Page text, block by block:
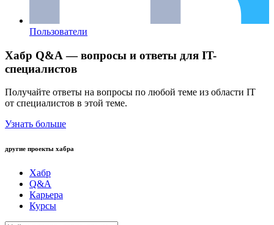
Пользователи
Хабр Q&A — вопросы и ответы для IT-
специалистов
Получайте ответы на вопросы по любой теме из области IT
от специалистов в этой теме.
Узнать больше
другие проекты хабра
Хабр
Q&A
Карьера
Курсы